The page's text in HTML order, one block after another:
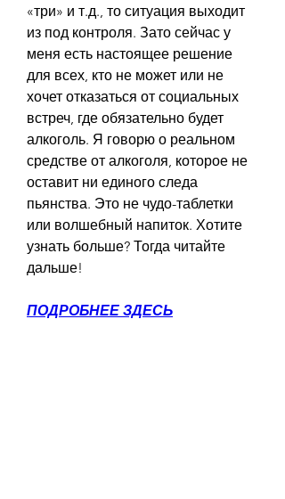
«три» и т.д., то ситуация выходит
из под контроля. Зато сейчас у
меня есть настоящее решение
для всех, кто не может или не
хочет отказаться от социальных
встреч, где обязательно будет
алкоголь. Я говорю о реальном
средстве от алкоголя, которое не
оставит ни единого следа
пьянства. Это не чудо-таблетки
или волшебный напиток. Хотите
узнать больше? Тогда читайте
дальше!
ПОДРОБНЕЕ ЗДЕСЬ